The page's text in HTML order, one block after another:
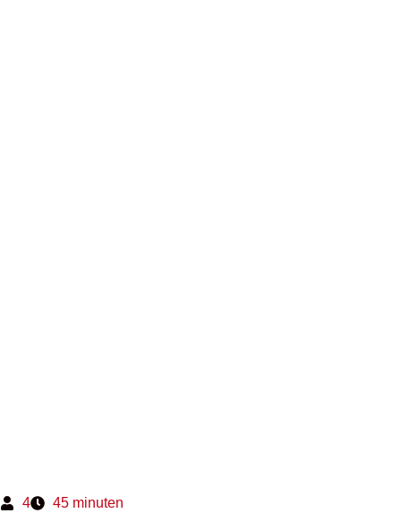
4 45 minuten